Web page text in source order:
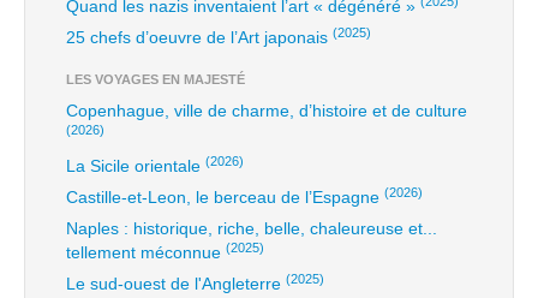
Quand les nazis inventaient l’art « dégénéré »
25 chefs d’oeuvre de l’Art japonais (2025)
LES VOYAGES EN MAJESTÉ
Copenhague, ville de charme, d’histoire et de culture
(2026)
La Sicile orientale (2026)
Castille-et-Leon, le berceau de l’Espagne (2026)
Naples : historique, riche, belle, chaleureuse et...
tellement méconnue (2025)
Le sud-ouest de l'Angleterre (2025)